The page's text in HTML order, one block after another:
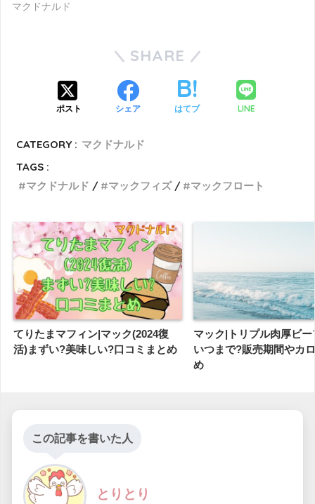
マクドナルド
SHARE
ポスト シェア はてブ LINE
CATEGORY : マクドナルド
TAGS :
マクドナルド
マックフィズ マックフロート
てりたまマフィン|マック(2024復
活)まずい?美味しい?口コミまとめ
マック|トリプル肉厚ビー
いつまで?販売期間やカ
め
この記事を書いた人
とりとり